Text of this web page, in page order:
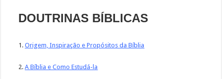
DOUTRINAS BÍBLICAS
1.Origem, Inspiração e Propósitos da Bíblia
2.A Bíblia e Como Estudá-la